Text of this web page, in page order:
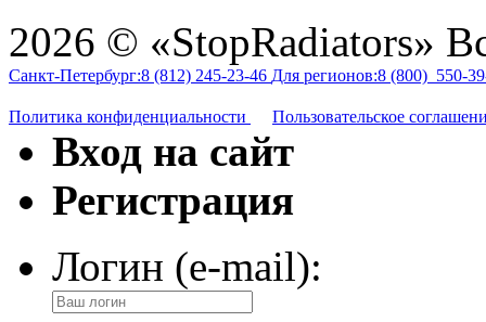
2026 © «StopRadiators»
Санкт-Петербург:8 (812) 245-23-46 Для регионов:8 (800) 550-
Политика конфиденциальности Пользовательское
Вход на сайт
Регистрация
Логин (e-mail):